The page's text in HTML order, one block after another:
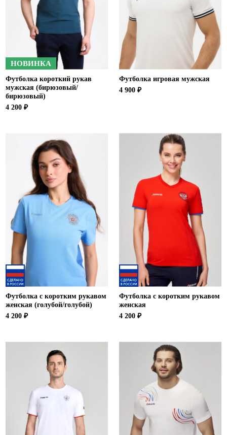
НОВИНКА
Футболка короткий рукав
мужская (бирюзовый/
бирюзовый)
4 200 ₽
Футболка игровая мужская
4 900 ₽
Футболка с коротким рукавом
женская (голубой/голубой)
4 200 ₽
Футболка с коротким рукавом
женская
4 200 ₽